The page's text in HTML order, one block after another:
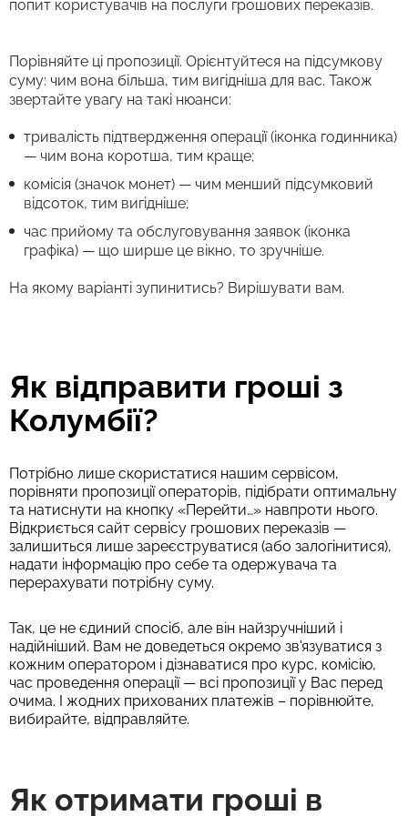
попит користувачів на послуги грошових переказів.
Порівняйте ці пропозиції. Орієнтуйтеся на підсумкову
суму: чим вона більша, тим вигідніша для вас. Також
звертайте увагу на такі нюанси:
тривалість підтвердження операції (іконка годинника)
— чим вона коротша, тим краще;
комісія (значок монет) — чим менший підсумковий
відсоток, тим вигідніше;
час прийому та обслуговування заявок (іконка
графіка) — що ширше це вікно, то зручніше.
На якому варіанті зупинитись? Вирішувати вам.
Як відправити гроші з
Колумбії?
Потрібно лише скористатися нашим сервісом,
порівняти пропозиції операторів, підібрати оптимальну
та натиснути на кнопку «Перейти…» навпроти нього.
Відкриється сайт сервісу грошових переказів —
залишиться лише зареєструватися (або залогінитися),
надати інформацію про себе та одержувача та
перерахувати потрібну суму.
Так, це не єдиний спосіб, але він найзручніший і
надійніший. Вам не доведеться окремо зв'язуватися з
кожним оператором і дізнаватися про курс, комісію,
час проведення операції — всі пропозиції у Вас перед
очима. І жодних прихованих платежів – порівнюйте,
вибирайте, відправляйте.
Як отримати гроші в